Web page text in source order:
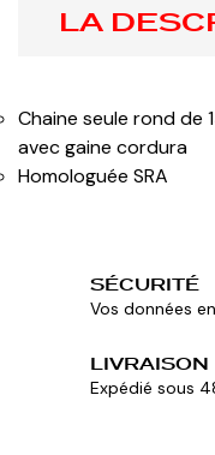
LA
Chaine seule rond de
avec gaine cordura
Homologuée SRA
SÉCURITÉ
Vos données
LIVRAISON
Expédié sous